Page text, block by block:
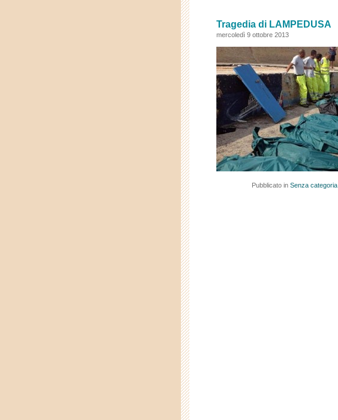
Tragedia di LAMPEDUSA
mercoledì 9 ottobre 2013
Pubblicato in Senza categoria